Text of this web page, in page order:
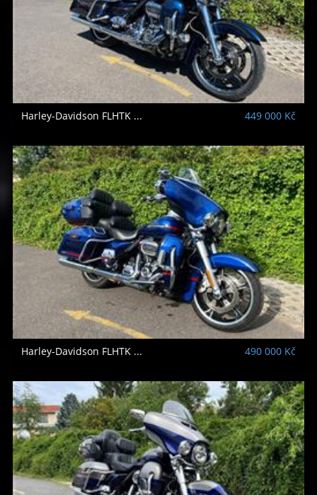
Harley-Davidson FLHTK ... 449 000 Kč
Harley-Davidson FLHTK ... 490 000 Kč